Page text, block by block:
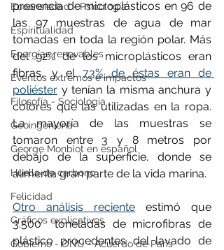
Ecoansiedad - Psicología
Espiritualidad
Energías renovables
Eventos extremos e impactos
Filosofía - Sociología
Geoingeniería
George Monbiot en español
Huella de carbono
Felicidad
Gráficos explicativos
Gobierno - ONU - Acuerdo de Paris
presencia de microplásticos en 96 de
las 97 muestras de agua de mar
tomadas en toda la región polar. Más
del 92% de los microplásticos eran
fibras, y el 73% de éstas eran de
poliéster y tenían la misma anchura y
colores que las utilizadas en la ropa.
La mayoría de las muestras se
tomaron entre 3 y 8 metros por
debajo de la superficie, donde se
alimenta gran parte de la vida marina.
Otro análisis reciente estimó que
3.500  toneladas de microfibras de
plástico procedentes del lavado de